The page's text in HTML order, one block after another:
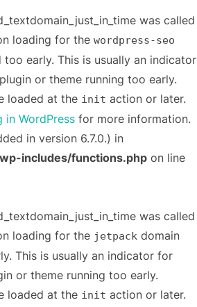
was called
loading for the wordpress-seo
early. This is usually an indicator
or theme running too early.
loaded at the init action or later.
in WordPress for more information.
in version 6.7.0.) in
includes/functions.php on line
was called
loading for the jetpack domain
This is usually an indicator for
or theme running too early.
loaded at the init action or later.